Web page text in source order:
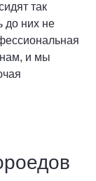
так
до них не
и мы